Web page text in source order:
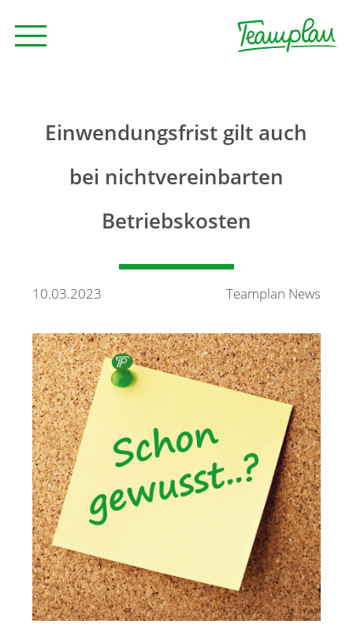
Kontakt
Merkzettel
Newsletter
Einwendungsfrist gilt auch
bei nichtvereinbarten
Betriebskosten
10.03.2023 Teamplan News